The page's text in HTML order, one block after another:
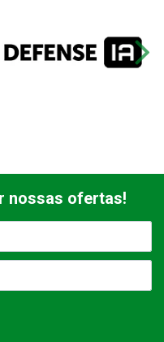
nossas ofertas!